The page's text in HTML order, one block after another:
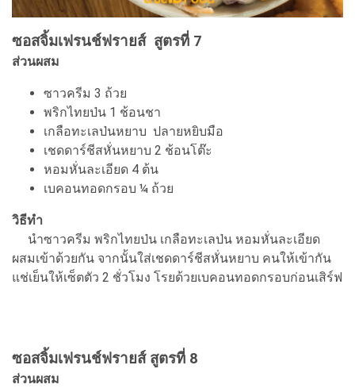
ซอสจิ้มเฟรนช์ฟรายส์ สูตรที่ 7
ส่วนผสม
ซาวครีม 3 ถ้วย
พริกไทยป่น 1 ช้อนชา
เกลือทะเลป่นหยาบ ปลายหยิบมือ
เชดดาร์ชีสหั่นหยาบ 2 ช้อนโต๊ะ
หอมหั่นละเอียด 4 ต้น
เบคอนทอดกรอบ ¼ ถ้วย
วิธีทำ
นำซาวครีม พริกไทยป่น เกลือทะเลป่น หอมหั่นละเอียด
ผสมเข้าด้วยกัน จากนั้นใส่เชดดาร์ชีสหั่นหยาบ คนให้เข้ากัน
แช่เย็นให้เซ็ตตัว 2 ชั่วโมง โรยด้วยเบคอนทอดกรอบก่อนเสิร์ฟ
ซอสจิ้มเฟรนช์ฟรายส์ สูตรที่ 8
ส่วนผสม